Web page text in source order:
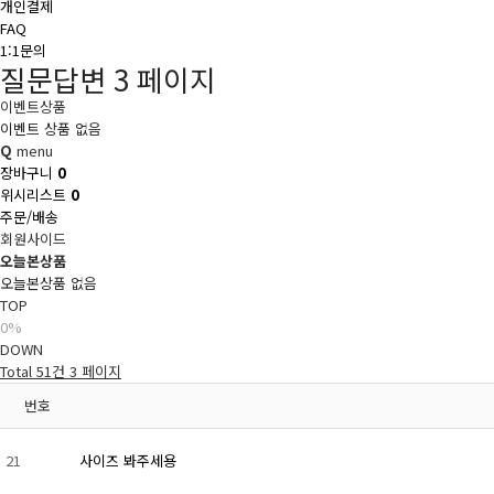
개인결제
FAQ
1:1문의
질문답변 3 페이지
이벤트상품
이벤트 상품 없음
Q menu
장바구니 0
위시리스트 0
주문/배송
회원사이드
오늘본상품
오늘본상품 없음
TOP
0%
DOWN
Total 51건 3 페이지
번호
21 사이즈 봐주세용